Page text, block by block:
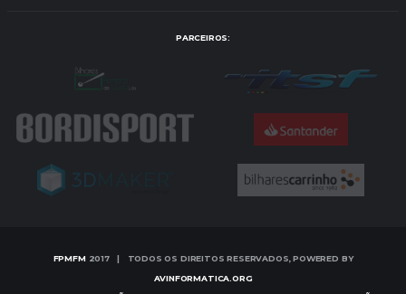
PARCEIROS:
FPMFM2017 | TODOS OS DIREITOS RESERVADOS, POWERED BY
AVINFORMATICA.ORG